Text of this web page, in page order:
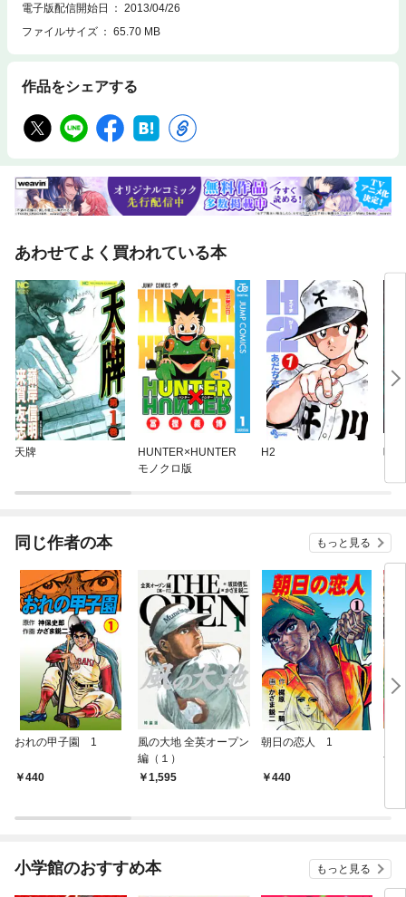
電子版配信開始日
2013/04/26
ファイルサイズ
65.70 MB
作品をシェアする
あわせてよく買われている本
天牌
HUNTER×HUNTER
モノクロ版
H2 呪
同じ作者の本 もっと見る
おれの甲子園 1
440
風の大地 全英オープン
編（１）
1,595
朝日の恋人 1
440
ナ
小学館のおすすめ本 もっと見る